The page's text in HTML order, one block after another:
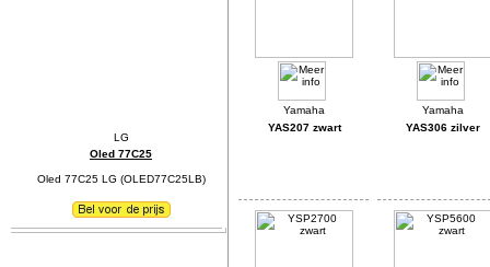
Oled 77C25
Oled 77C25 LG (OLED77C25LB)
YAS207 zwart YAS306 zilver